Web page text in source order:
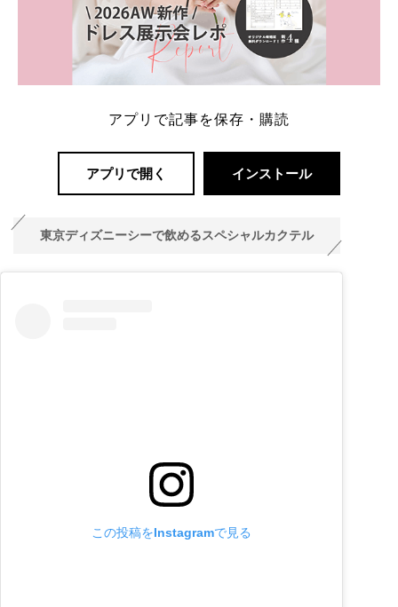
アプリで記事を保存・購読
アプリで開く インストール
東京ディズニーシーで飲めるスペシャルカクテル
この投稿をInstagramで見る